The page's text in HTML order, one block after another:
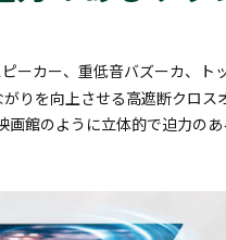
ーカー、重低音バズーカ、ト
りを向上させる高遮断クロス
館のように立体的で迫力の